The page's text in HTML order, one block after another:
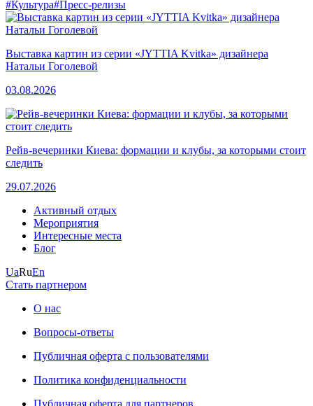
#Культура#Пресс-релизы
Выставка картин из серии «JYTTIA Kvitka» дизайнера
Натальи Гоголевой
03.08.2026
Рейв-вечеринки Киева: формации и клубы, за которыми стоит
следить
29.07.2026
Активный отдых
Мероприятия
Интересные места
Блог
UaRuEn
Стать партнером
О нас
Вопросы-ответы
Публичная оферта с пользователями
Политика конфиденциальности